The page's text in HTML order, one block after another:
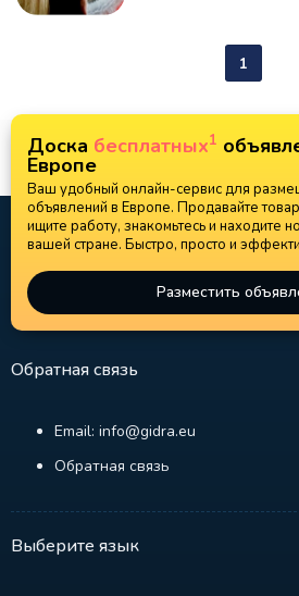
1
Доска бесплатных1
Европе
Ваш удобный онлайн-сервис для
объявлений в Европе. Продавайте
ищите работу, знакомьтесь и находите
вашей стране. Быстро, просто и
Разместить
Обратная связь
Email: info@gidra.eu
Обратная связь
Выберите язык